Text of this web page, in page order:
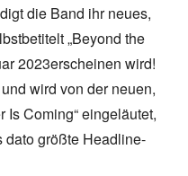
die Band ihr neues,
„Beyond the
2023erscheinen wird!
wird von der neuen,
Is Coming“ eingeläutet,
dato größte Headline-